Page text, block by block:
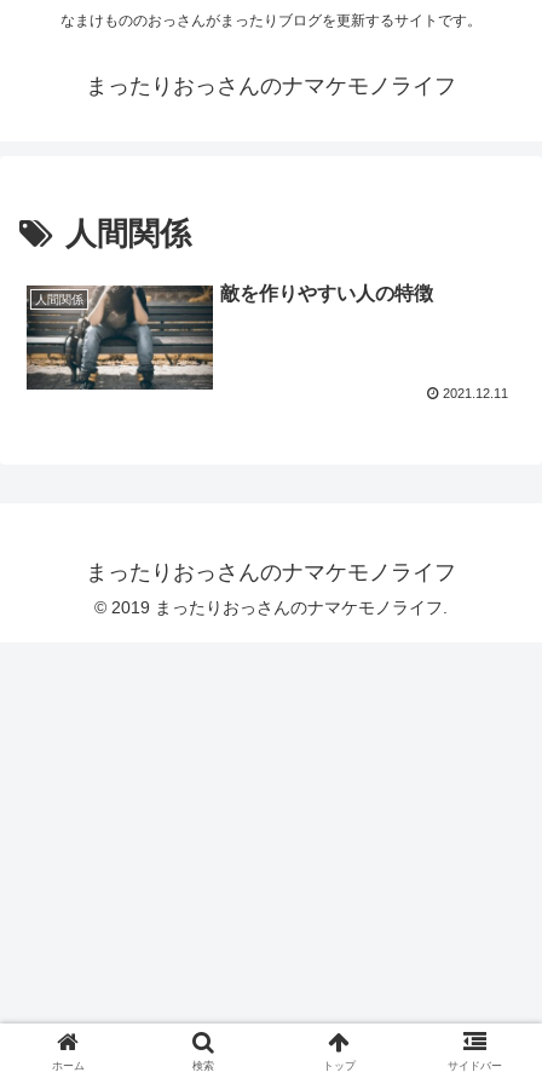
なまけもののおっさんがまったりブログを更新するサイトです。
まったりおっさんのナマケモノライフ
人間関係
人間関係 敵を作りやすい人の特徴
2021.12.11
まったりおっさんのナマケモノライフ
© 2019 まったりおっさんのナマケモノライフ.
ホーム 検索 トップ サイドバー